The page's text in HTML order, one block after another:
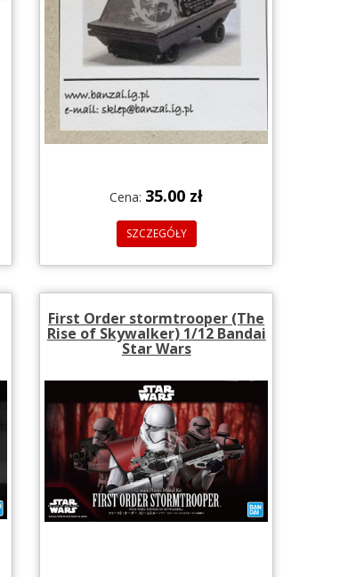
Cena: 35.00 zł
SZCZEGÓŁY
First Order stormtrooper (The
Rise of Skywalker) 1/12 Bandai
Star Wars